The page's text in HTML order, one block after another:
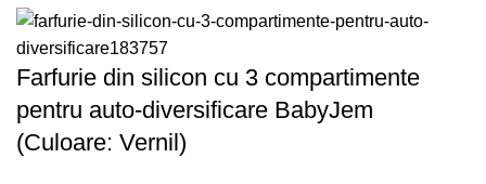
Farfurie din silicon cu 3 compartimente
pentru auto-diversificare BabyJem
(Culoare: Vernil)